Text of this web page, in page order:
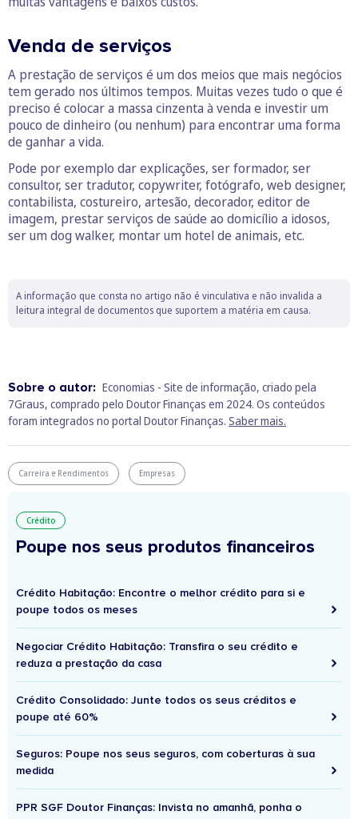
Venda de serviços
A prestação de serviços é um dos meios que mais negócios
tem gerado nos últimos tempos. Muitas vezes tudo o que é
preciso é colocar a massa cinzenta à venda e investir um
pouco de dinheiro (ou nenhum) para encontrar uma forma
de ganhar a vida.
Pode por exemplo dar explicações, ser formador, ser
consultor, ser tradutor, copywriter, fotógrafo, web designer,
contabilista, costureiro, artesão, decorador, editor de
imagem, prestar serviços de saúde ao domicílio a idosos,
ser um dog walker, montar um hotel de animais, etc.
A informação que consta no artigo não é vinculativa e não invalida a
leitura integral de documentos que suportem a matéria em causa.
Sobre o autor: Economias - Site de informação, criado pela
7Graus, comprado pelo Doutor Finanças em 2024. Os conteúdos
foram integrados no portal Doutor Finanças. Saber mais.
Carreira e Rendimentos Empresas
Crédito
Poupe nos seus produtos financeiros
Crédito Habitação: Encontre o melhor crédito para si e
poupe todos os meses
Negociar Crédito Habitação: Transfira o seu crédito e
reduza a prestação da casa
Crédito Consolidado: Junte todos os seus créditos e
poupe até 60%
Seguros: Poupe nos seus seguros, com coberturas à sua
medida
PPR SGF Doutor Finanças: Invista no amanhã, ponha o